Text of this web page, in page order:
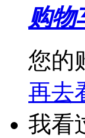
购物
您的
再去
我看